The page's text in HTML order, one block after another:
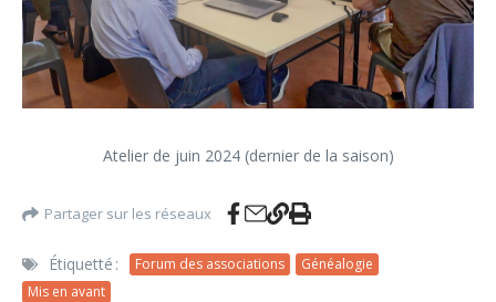
Atelier de juin 2024 (dernier de la saison)
Partager sur les réseaux
Étiquetté : Forum des associations
Généalogie
Mis en avant